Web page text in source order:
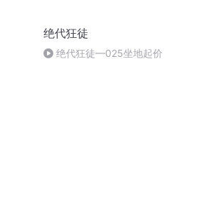
绝代狂徒
绝代狂徒—025坐地起价